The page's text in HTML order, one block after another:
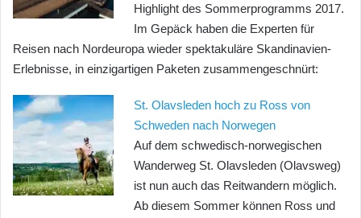
Highlight des Sommerprogramms 2017.
Im Gepäck haben die Experten für
Reisen nach Nordeuropa wieder spektakuläre Skandinavien-
Erlebnisse, in einzigartigen Paketen zusammengeschnürt:
St. Olavsleden hoch zu Ross von
Schweden nach Norwegen
Auf dem schwedisch-norwegischen
Wanderweg St. Olavsleden (Olavsweg)
ist nun auch das Reitwandern möglich.
Ab diesem Sommer können Ross und